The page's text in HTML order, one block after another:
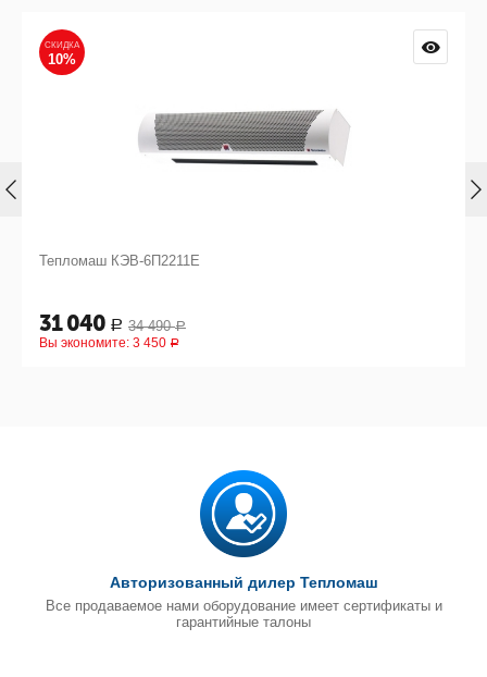
СКИДКА
10%
Тепломаш КЭВ-6П2211Е
31 040 Р 34 490 Р
Вы экономите: 3 450 Р
Авторизованный дилер Тепломаш
Все продаваемое нами оборудование имеет сертификаты и
гарантийные талоны